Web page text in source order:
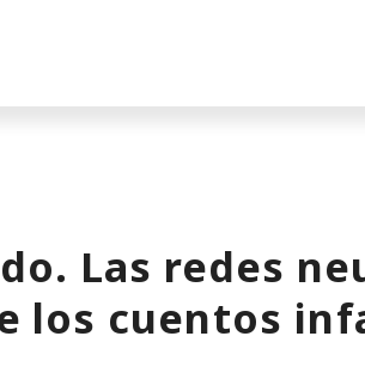
Las redes
los cuentos